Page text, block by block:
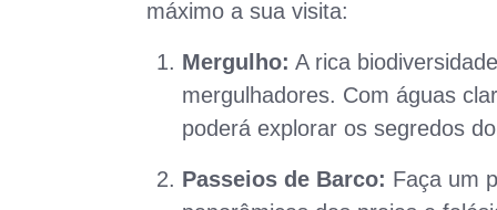
máximo a sua visita:
Mergulho: A rica
mergulhadores. Com águas
poderá explorar os segredos
Passeios de Barco: Faça um